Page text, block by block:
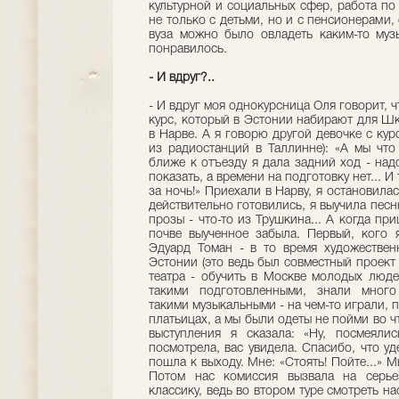
культурной и социальных сфер, работа
не только с детьми, но и с
вуза можно было овладеть каким-то
понравилось.
- И вдруг?..
- И вдруг моя однокурсница Оля говорит,
курс, который в Эстонии набирают для
в Нарве. А я говорю другой девочке с
из радиостанций в Таллинне): «А мы
ближе к отъезду я дала задний ход -
показать, а времени на подготовку нет...
за ночь!» Приехали в Нарву, я
действительно готовились, я выучила
прозы - что-то из Трушкина... А когда
почве выученное забыла. Первый,
Эдуард Томан - в то время
Эстонии (это ведь был совместный
театра - обучить в Москве молодых
такими подготовленными, знали
такими музыкальными - на чем-то играли,
платьицах, а мы были одеты не пойми во
выступления я сказала: «Ну,
посмотрела, вас увидела. Спасибо, что
пошла к выходу. Мне: «Стоять! Пойте...»
Потом нас комиссия вызвала на
классику, ведь во втором туре смотреть